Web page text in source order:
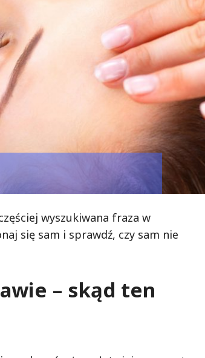
wyszukiwana fraza w
się sam i sprawdź, czy sam nie
– skąd ten